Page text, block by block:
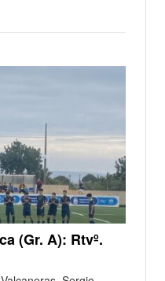
(Gr. A): Rtvº.